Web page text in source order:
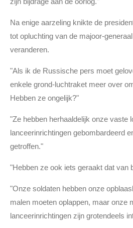
Na enige aarzeling knikte de
tot opluchting van de majoor-
veranderen.
"Als ik de Russische pers moet
enkele grond-luchtraket meer over
Hebben ze ongelijk?"
"Ze hebben herhaaldelijk onze vaste
lanceerinrichtingen gebombardeerd
getroffen."
"Hebben ze ook iets geraakt dat van
"Onze soldaten hebben onze
malen moeten oplappen, maar onze
lanceerinrichtingen zijn grotendeels